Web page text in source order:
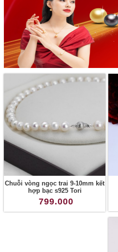
Chuỗi vòng ngọc trai 9-10mm kết
hợp bạc s925 Tori
799.000